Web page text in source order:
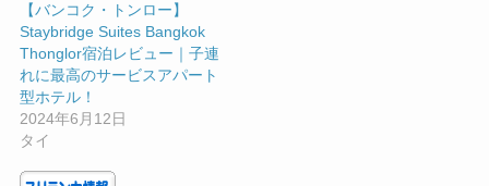
【バンコク・トンロー】
Staybridge Suites Bangkok
Thonglor宿泊レビュー｜子連
れに最高のサービスアパート
型ホテル！
2024年6月12日
タイ